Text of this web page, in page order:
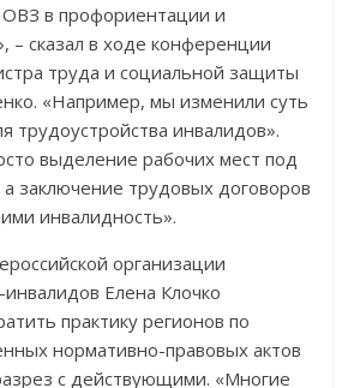
в профориентации и
– сказал в ходе конференции
труда и социальной защиты
«Например, мы изменили суть
трудоустройства инвалидов».
выделение рабочих мест под
а заключение трудовых договоров
инвалидность».
организации
Елена Клочко
практику регионов по
нормативно-правовых актов
с действующими. «Многие